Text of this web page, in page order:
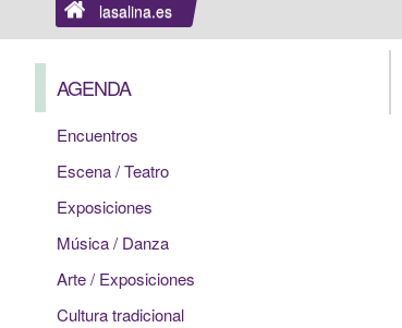
lasalina.es
AGENDA
Encuentros
Escena / Teatro
Exposiciones
Música / Danza
Arte / Exposiciones
Cultura tradicional